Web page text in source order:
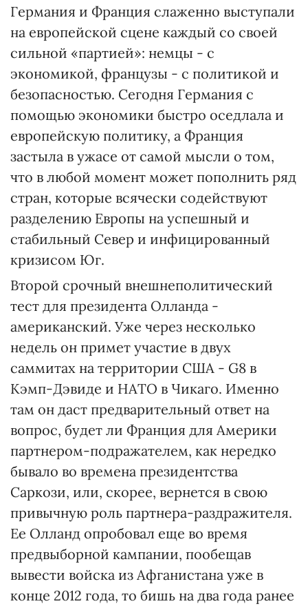
Германия и Франция слаженно выступали
на европейской сцене каждый со своей
сильной «партией»: немцы - с
экономикой, французы - с политикой и
безопасностью. Сегодня Германия с
помощью экономики быстро оседлала и
европейскую политику, а Франция
застыла в ужасе от самой мысли о том,
что в любой момент может пополнить ряд
стран, которые всячески содействуют
разделению Европы на успешный и
стабильный Север и инфицированный
кризисом Юг.
Второй срочный внешнеполитический
тест для президента Олланда -
американский. Уже через несколько
недель он примет участие в двух
саммитах на территории США - G8 в
Кэмп-Дэвиде и НАТО в Чикаго. Именно
там он даст предварительный ответ на
вопрос, будет ли Франция для Америки
партнером-подражателем, как нередко
бывало во времена президентства
Саркози, или, скорее, вернется в свою
привычную роль партнера-раздражителя.
Ее Олланд опробовал еще во время
предвыборной кампании, пообещав
вывести войска из Афганистана уже в
конце 2012 года, то бишь на два года ранее